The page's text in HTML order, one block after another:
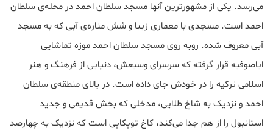
می‌رسد. یکی از مشهورترین آنها مسجد سلطان احمد در محله‌ی سلطان
احمد است. مسجدی با معماری زیبا و شش مناره‌ی آبی که به مسجد
آبی معروف شده. روبه روی مسجد سلطان احمد موزه تماشایی
ایاصوفیه قرار گرفته که سرسرای وسیعش، دنیایی از فرهنگ و هنر
اسلامی ترکیه را در خودش جای داده است. در بالای منطقه‌ی سلطان
احمد و نزدیک به شاخ طلایی، مدخلی که بخش قدیمی و جدید
استانبول را از هم جدا می‌کند، کاخ توپکاپی است که نزدیک به چهارصد